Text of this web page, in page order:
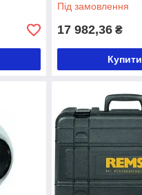
Під замовлення
17 982,36 ₴
Купити